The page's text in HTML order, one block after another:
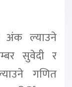
अंक ल्याउने
सुवेदी र
गणित